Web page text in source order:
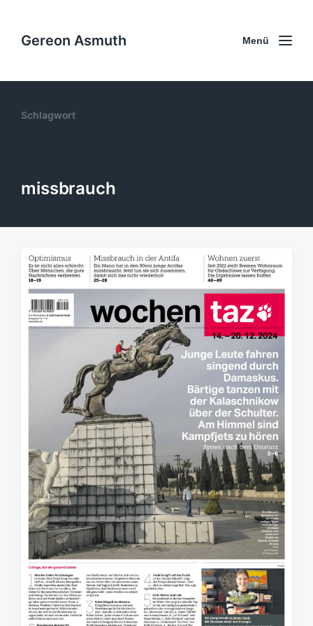
Gereon Asmuth Menü
Schlagwort
missbrauch